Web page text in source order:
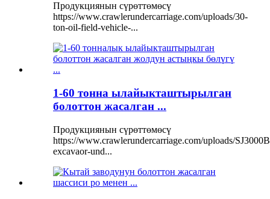
Продукциянын сүрөттөмөсү
https://www.crawlerundercarriage.com/uploads/30-
ton-oil-field-vehicle-...
1-60 тонна ылайыкташтырылган
болоттон жасалган ...
Продукциянын сүрөттөмөсү
https://www.crawlerundercarriage.com/uploads/
excavaor-und...